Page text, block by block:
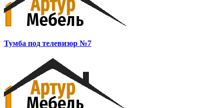
Тумба под телевизор №7